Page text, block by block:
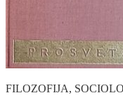
FILOZOFIJA,